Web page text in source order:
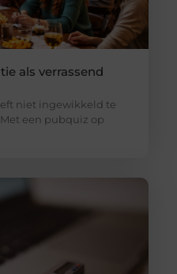
als verrassend
niet ingewikkeld te
een pubquiz op